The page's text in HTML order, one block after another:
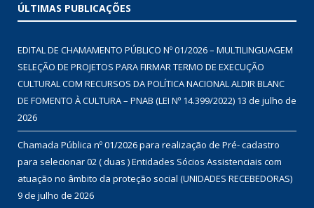
ÚLTIMAS PUBLICAÇÕES
EDITAL DE CHAMAMENTO PÚBLICO Nº 01/2026 – MULTILINGUAGEM
SELEÇÃO DE PROJETOS PARA FIRMAR TERMO DE EXECUÇÃO
CULTURAL COM RECURSOS DA POLÍTICA NACIONAL ALDIR BLANC
DE FOMENTO À CULTURA – PNAB (LEI Nº 14.399/2022) 13 de julho de
2026
Chamada Pública nº 01/2026 para realização de Pré- cadastro
para selecionar 02 ( duas ) Entidades Sócios Assistenciais com
atuação no âmbito da proteção social (UNIDADES RECEBEDORAS)
9 de julho de 2026